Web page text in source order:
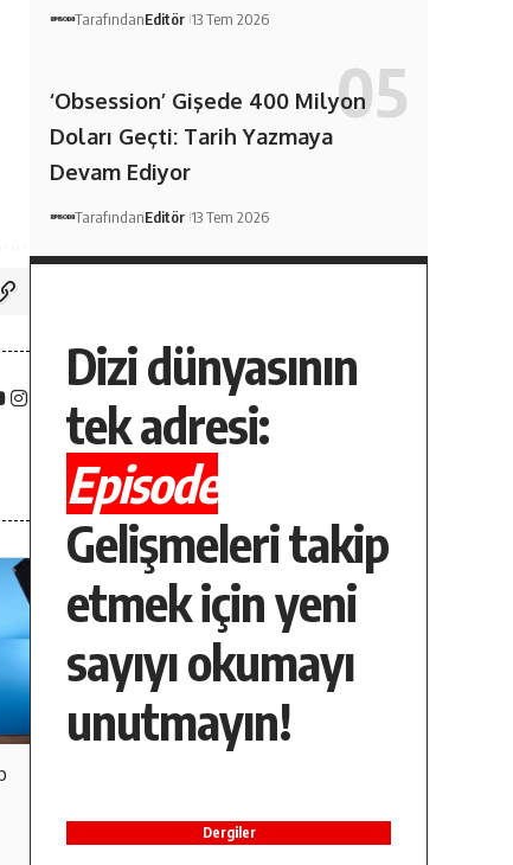
TarafındanEditör 13 Tem 2026
‘Obsession’ Gişede 400 Milyon
Doları Geçti: Tarih Yazmaya
Devam Ediyor
TarafındanEditör 13 Tem 2026
Dizi dünyasının
tek adresi:
Episode
Gelişmeleri takip
etmek için yeni
sayıyı okumayı
unutmayın!
Dergiler